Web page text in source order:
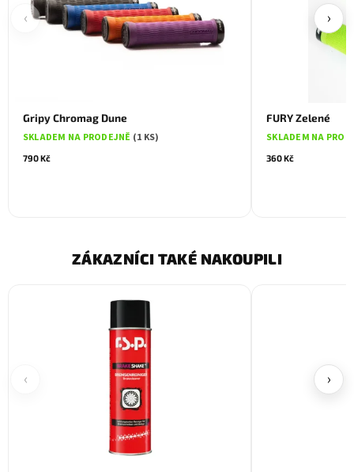
‹
Gripy Chromag Dune
SKLADEM NA PRODEJNĚ (1 KS)
790 Kč
FURY Zelené
SKLADEM NA
360 Kč
›
ZÁKAZNÍCI TAKÉ NAKOUPILI
‹ ›